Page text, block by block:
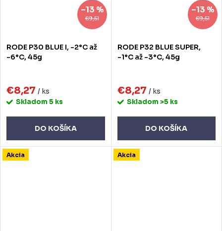
€9,51
–13 %
RODE P30 BLUE I, -2°C až
-6°C, 45g
€8,27 / ks
Skladom 5 ks
DO KOŠÍKA
€9,51
–13 %
RODE P32 BLUE SUPER,
-1°C až -3°C, 45g
€8,27 / ks
Skladom >5 ks
DO KOŠÍKA
Akcia Akcia